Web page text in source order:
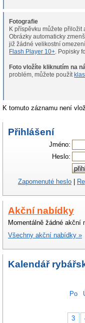
Fotografie
K příspěvku můžete přiložit
Obrázky automaticky
Flash Player 10+ . Popisky
Foto vložíte kliknutím na
problém, můžete použít
K tomuto záznamu není
Přihlášení
Jméno:
Heslo:
Zapomenuté heslo
Akční nabídky
Momentálně žádné akční
Všechny akční nabídky »
Kalendář
Po
3